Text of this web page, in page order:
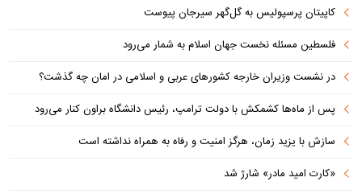
کاپیتان پرسپولیس به گل‌گهر سیرجان پیوست
فلسطین مسئله نخست جهان اسلام به شمار می‌رود
در نشست وزیران خارجه کشورهای عربی و اسلامی در امان چه گذشت؟
پس از ماه‌ها کشمکش با دولت ترامپ، رئیس دانشگاه براون کنار می‌رود
سازش با یزید زمان، هرگز امنیت و رفاه به همراه نداشته است
«کارت امید مادر» شارژ شد